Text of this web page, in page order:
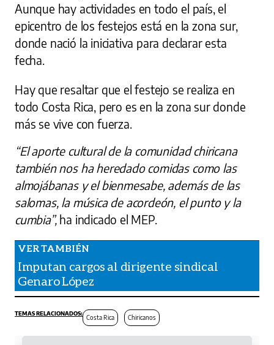
Aunque hay actividades en todo el país, el
epicentro de los festejos está en la zona sur,
donde nació la iniciativa para declarar esta
fecha.
Hay que resaltar que el festejo se realiza en
todo Costa Rica, pero es en la zona sur donde
más se vive con fuerza.
“El aporte cultural de la comunidad chiricana
también nos ha heredado comidas como las
almojábanas y el bienmesabe, además de las
salomas, la música de acordeón, el punto y la
cumbia”,ha indicado el MEP.
Imputan cargos al dirigente sindical
Genaro López
Costa Rica Chiricanos